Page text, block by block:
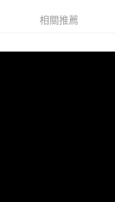
相關推薦